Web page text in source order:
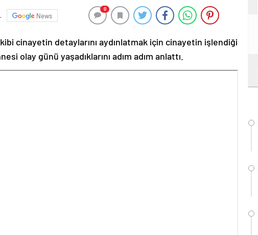
News
0
cinayetin detaylarını aydınlatmak için cinayetin işlendiği
olay günü yaşadıklarını adım adım anlattı.